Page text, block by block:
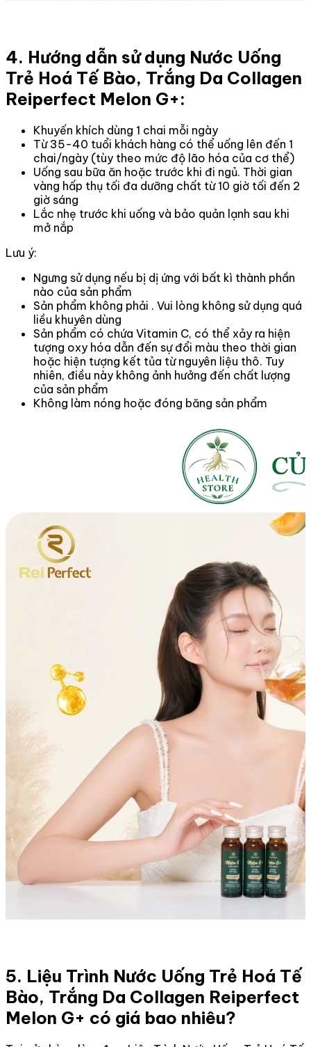
4. Hướng dẫn sử dụng Nước Uống
Trẻ Hoá Tế Bào, Trắng Da Collagen
Reiperfect Melon G+:
Khuyến khích dùng 1 chai mỗi ngày
Từ 35-40 tuổi khách hàng có thể uống lên đến 1
chai/ngày (tùy theo mức độ lão hóa của cơ thể)
Uống sau bữa ăn hoặc trước khi đi ngủ. Thời gian
vàng hấp thụ tối đa dưỡng chất từ 10 giờ tối đến 2
giờ sáng
Lắc nhẹ trước khi uống và bảo quản lạnh sau khi
mở nắp
Lưu ý:
Ngưng sử dụng nếu bị dị ứng với bất kì thành phần
nào của sản phẩm
Sản phẩm không phải . Vui lòng không sử dụng quá
liều khuyên dùng
Sản phẩm có chứa Vitamin C, có thể xảy ra hiện
tượng oxy hóa dẫn đến sự đổi màu theo thời gian
hoặc hiện tượng kết tủa từ nguyên liệu thô. Tuy
nhiên, điều này không ảnh hưởng đến chất lượng
của sản phẩm
Không làm nóng hoặc đóng băng sản phẩm
5. Liệu Trình Nước Uống Trẻ Hoá Tế
Bào, Trắng Da Collagen Reiperfect
Melon G+ có giá bao nhiêu?